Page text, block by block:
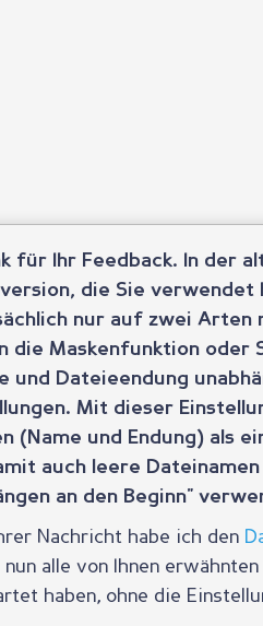
für Ihr Feedback. In der
die Sie verwendet
nur auf zwei Arten
die Maskenfunktion oder
und Dateieendung
Mit dieser
(Name und Endung) als
auch leere
an den Beginn"
Nachricht habe ich den
nun alle von Ihnen
haben, ohne die